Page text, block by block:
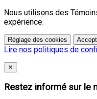
Nous utilisons des
expérience.
Réglage des cookies
Lire nos politiques de
Close
✕
Restez informé sur le